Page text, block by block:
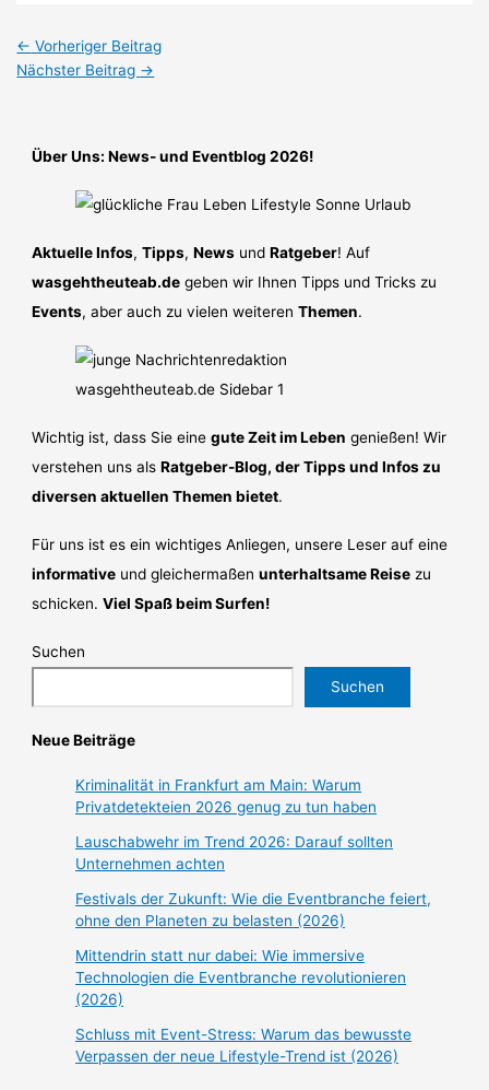
← Vorheriger Beitrag
Nächster Beitrag →
Über Uns: News- und Eventblog 2026!
Aktuelle Infos,Tipps,News undRatgeber! Auf
wasgehtheuteab.de geben wir Ihnen Tipps und Tricks zu
Events, aber auch zu vielen weiterenThemen.
Wichtig ist, dass Sie einegute Zeit im Leben genießen! Wir
verstehen uns alsRatgeber-Blog, der Tipps und Infos zu
diversen aktuellen Themen bietet.
Für uns ist es ein wichtiges Anliegen, unsere Leser auf eine
informative und gleichermaßenunterhaltsame Reise zu
schicken.Viel Spaß beim Surfen!
Suchen
Suchen
Neue Beiträge
Kriminalität in Frankfurt am Main: Warum
Privatdetekteien 2026 genug zu tun haben
Lauschabwehr im Trend 2026: Darauf sollten
Unternehmen achten
Festivals der Zukunft: Wie die Eventbranche feiert,
ohne den Planeten zu belasten (2026)
Mittendrin statt nur dabei: Wie immersive
Technologien die Eventbranche revolutionieren
(2026)
Schluss mit Event-Stress: Warum das bewusste
Verpassen der neue Lifestyle-Trend ist (2026)